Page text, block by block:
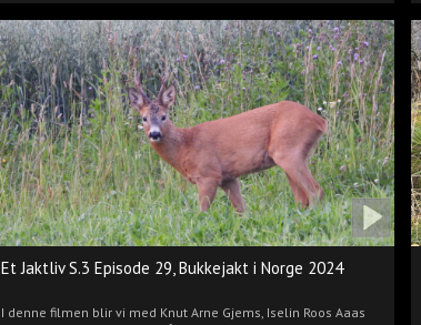
Et Jaktliv S.3 Episode 29, Bukkejakt i Norge 2024
I denne filmen blir vi med Knut Arne Gjems, Iselin Roos Aaas